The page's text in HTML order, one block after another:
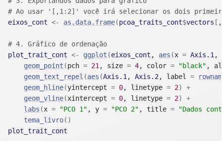
# Ao usar '[,1:2]' você irá selecionar os dois
eixos_cont <- as.data.frame(pcoa_traits_cont$vectors [
# 4. Gráfico de ordenação
plot_trait_cont <- ggplot (eixos_cont , aes (x = Axis.1 ,
geom_point (pch = 21 , size = 4, color = "black" ,
geom_text_repel (aes (Axis.1 , Axis.2 , label =
geom_hline(yintercept = 0, linetype = 2)
+
geom_vline(xintercept = 0, linetype = 2)
+
labs (x = "PCO 1" , y = "PCO 2" , title =
"Dados
tema_livro( )
plot_trait_cont